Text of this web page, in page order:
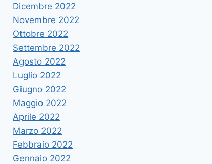
Dicembre 2022
Novembre 2022
Ottobre 2022
Settembre 2022
Agosto 2022
Luglio 2022
Giugno 2022
Maggio 2022
Aprile 2022
Marzo 2022
Febbraio 2022
Gennaio 2022